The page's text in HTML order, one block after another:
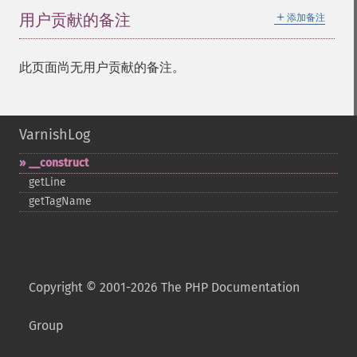
＋ 添加备注
用户贡献的备注
此页面尚无用户贡献的备注。
VarnishLog
_​_​construct
getLine
getTagName
Copyright © 2001-2026 The PHP Documentation
Group